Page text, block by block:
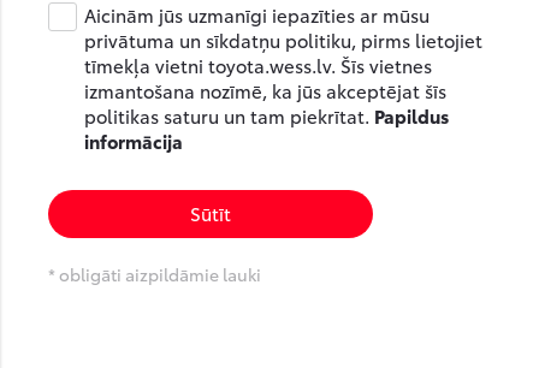
Aicinām jūs uzmanīgi iepazīties ar mūsu
privātuma un sīkdatņu politiku, pirms lietojiet
tīmekļa vietni toyota.wess.lv. Šīs vietnes
izmantošana nozīmē, ka jūs akceptējat šīs
politikas saturu un tam piekrītat. Papildus
informācija
Sūtīt
* obligāti aizpildāmie lauki